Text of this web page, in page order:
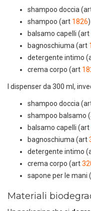
shampoo doccia
shampoo (art 1826)
balsamo capelli (art
bagnoschiuma (art
detergente intimo
crema corpo (art
I dispenser da 300 ml,
shampoo doccia
shampoo balsamo
balsamo capelli (art
bagnoschiuma (art
detergente intimo
crema corpo (art
sapone per le mani
Materiali